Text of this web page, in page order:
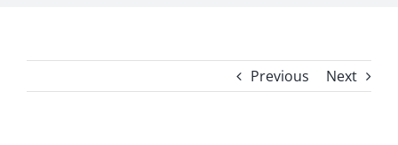
Previous Next